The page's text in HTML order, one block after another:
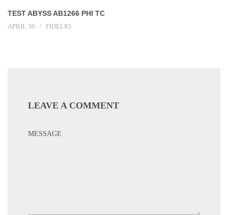
TEST ABYSS AB1266 PHI TC
APRIL 30 FIDELIO
LEAVE A COMMENT